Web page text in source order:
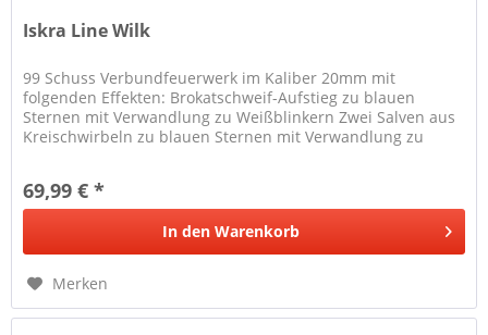
Iskra Line Wilk
99 Schuss Verbundfeuerwerk im Kaliber 20mm mit
folgenden Effekten: Brokatschweif-Aufstieg zu blauen
Sternen mit Verwandlung zu Weißblinkern Zwei Salven aus
Kreischwirbeln zu blauen Sternen mit Verwandlung zu
69,99 € *
In den Warenkorb
Merken